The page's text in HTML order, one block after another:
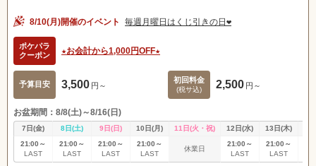
8/10(月)開催のイベント 毎週月曜日はくじ引きの日❤️
ポケパラ
クーポン
★お会計から1,000円OFF★
予算目安 3,500 円～
初回料金
(税サ込) 2,500 円～
お盆期間：8/8(土)～8/16(日)
7日(金) 8日(土) 9日(日) 10日(月) 11日(火・祝) 12日(水) 13日(木)
21:00～
LAST
21:00～
LAST
21:00～
LAST
21:00～
LAST
休業日
21:00～
LAST
21:00～
LAST